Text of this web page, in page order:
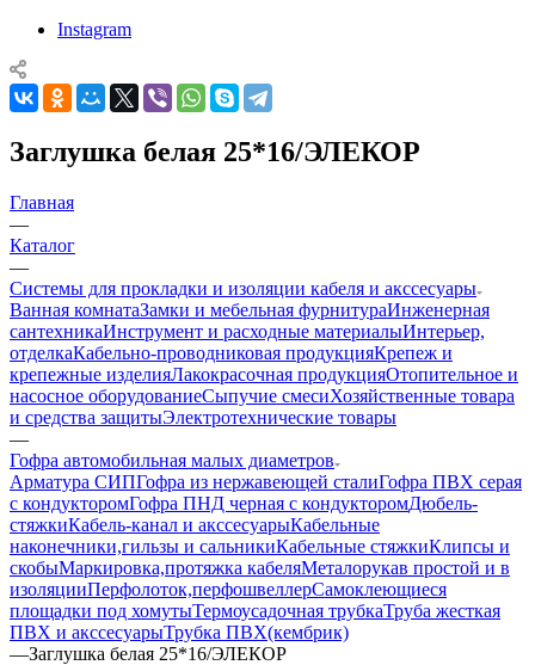
Instagram
Заглушка белая 25*16/ЭЛЕКОР
Главная
—
Каталог
—
Системы для прокладки и изоляции кабеля и акссесуары
Ванная комнатаЗамки и мебельная фурнитураИнженерная
сантехникаИнструмент и расходные материалыИнтерьер,
отделкаКабельно-проводниковая продукцияКрепеж и
крепежные изделияЛакокрасочная продукцияОтопительное и
насосное оборудованиеСыпучие смесиХозяйственные товара
и средства защитыЭлектротехнические товары
—
Гофра автомобильная малых диаметров
Арматура СИПГофра из нержавеющей сталиГофра ПВХ серая
с кондукторомГофра ПНД черная с кондукторомДюбель-
стяжкиКабель-канал и акссесуарыКабельные
наконечники,гильзы и сальникиКабельные стяжкиКлипсы и
скобыМаркировка,протяжка кабеляМеталорукав простой и в
изоляцииПерфолоток,перфошвеллерСамоклеющиеся
площадки под хомутыТермоусадочная трубкаТруба жесткая
ПВХ и акссесуарыТрубка ПВХ(кембрик)
—Заглушка белая 25*16/ЭЛЕКОР